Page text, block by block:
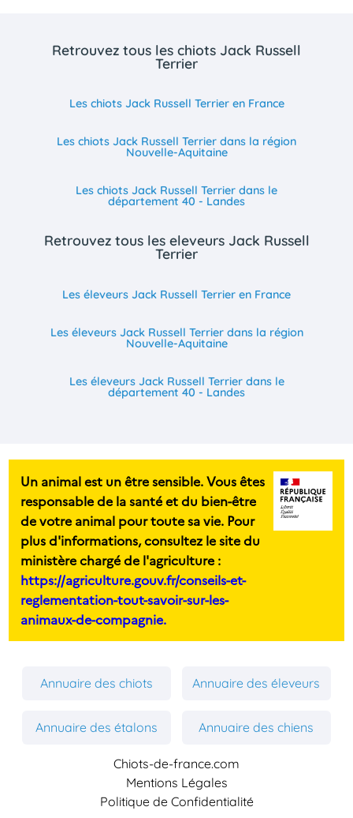
Retrouvez tous les chiots Jack Russell
Terrier
Les chiots Jack Russell Terrier en France
Les chiots Jack Russell Terrier dans la région
Nouvelle-Aquitaine
Les chiots Jack Russell Terrier dans le
département 40 - Landes
Retrouvez tous les eleveurs Jack Russell
Terrier
Les éleveurs Jack Russell Terrier en France
Les éleveurs Jack Russell Terrier dans la région
Nouvelle-Aquitaine
Les éleveurs Jack Russell Terrier dans le
département 40 - Landes
Un animal est un être sensible. Vous êtes
responsable de la santé et du bien-être
de votre animal pour toute sa vie. Pour
plus d'informations, consultez le site du
ministère chargé de l'agriculture :
https://agriculture.gouv.fr/conseils-et-
reglementation-tout-savoir-sur-les-
animaux-de-compagnie.
Annuaire des chiots Annuaire des éleveurs
Annuaire des étalons Annuaire des chiens
Chiots-de-france.com
Mentions Légales
Politique de Confidentialité